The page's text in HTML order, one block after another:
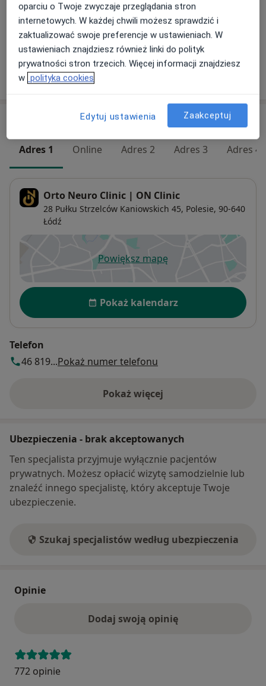
Konsultacja ortopedyczna + USG
350 zł Szczegóły
W jaki sposób ustalane są ceny?
Adres 1 Online Adres 2 Adres 3 Adres 4
Orto Neuro Clinic | ON Clinic
28 Pułku Strzelców Kaniowskich 45, Polesie, 90-640
Łódź
Powiększ mapęotwiera się w nowej karcie
Dostępność
Pokaż kalendarz
Telefon
46 819...Pokaż numer telefonu
Pokaż więcej
o adresie
Ubezpieczenia - brak akceptowanych
Ten specjalista przyjmuje wyłącznie pacjentów
prywatnych. Możesz opłacić wizytę samodzielnie lub
znaleźć innego specjalistę, który akceptuje Twoje
ubezpieczenie.
Szukaj specjalistów według ubezpieczenia
Opinie
Dodaj swoją opinię
772 opinie
oparciu o Twoje zwyczaje przeglądania stron
internetowych. W każdej chwili możesz sprawdzić i
zaktualizować swoje preferencje w ustawieniach. W
ustawieniach znajdziesz również linki do polityk
prywatności stron trzecich. Więcej informacji znajdziesz
w polityka cookies
Edytuj ustawienia Zaakceptuj